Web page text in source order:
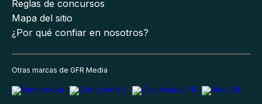
Reglas de concursos
Mapa del sitio
¿Por qué confiar en nosotros?
Otras marcas de GFR Media